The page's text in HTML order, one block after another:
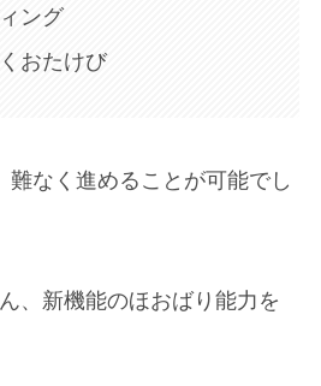
ング
おたけび
難なく進めることが可能でし
、新機能のほおばり能力を